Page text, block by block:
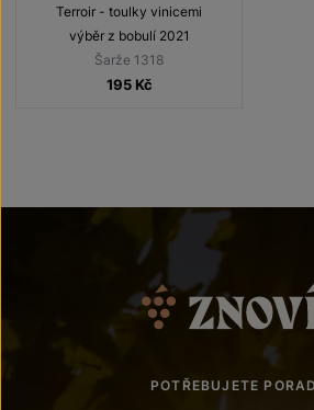
Terroir - toulky vinicemi
výběr z bobulí 2021
Šarže 1318
195 Kč
POTŘEBUJETE